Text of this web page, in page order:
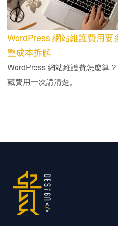
WordPress 網站維護費用
整成本拆解
WordPress 網站維護費怎麼算
藏費用一次講清楚。